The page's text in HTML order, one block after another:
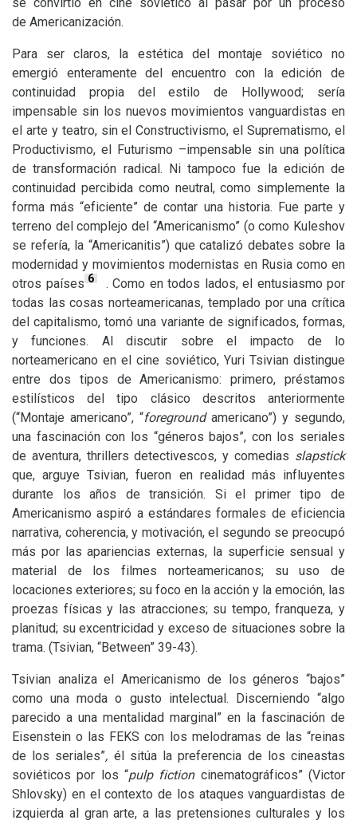
de Americanización.
Para ser claros, la estética del montaje soviético no
emergió enteramente del encuentro con la edición de
continuidad propia del estilo de Hollywood; sería
impensable sin los nuevos movimientos vanguardistas en
el arte y teatro, sin el Constructivismo, el Suprematismo, el
Productivismo, el Futurismo –impensable sin una política
de transformación radical. Ni tampoco fue la edición de
continuidad percibida como neutral, como simplemente la
forma más “eficiente” de contar una historia. Fue parte y
terreno del complejo del “Americanismo” (o como Kuleshov
se refería, la “Americanitis”) que catalizó debates sobre la
modernidad y movimientos modernistas en Rusia como en
otros países 6 . Como en todos lados, el entusiasmo por
todas las cosas norteamericanas, templado por una crítica
del capitalismo, tomó una variante de significados, formas,
y funciones. Al discutir sobre el impacto de lo
norteamericano en el cine soviético, Yuri Tsivian distingue
entre dos tipos de Americanismo: primero, préstamos
estilísticos del tipo clásico descritos anteriormente
(“Montaje americano”, “foregroundamericano”) y segundo,
una fascinación con los “géneros bajos”, con los seriales
de aventura, thrillers detectivescos, y comedias slapstick
que, arguye Tsivian, fueron en realidad más influyentes
durante los años de transición. Si el primer tipo de
Americanismo aspiró a estándares formales de eficiencia
narrativa, coherencia, y motivación, el segundo se preocupó
más por las apariencias externas, la superficie sensual y
material de los filmes norteamericanos; su uso de
locaciones exteriores; su foco en la acción y la emoción, las
proezas físicas y las atracciones; su tempo, franqueza, y
planitud; su excentricidad y exceso de situaciones sobre la
trama. (Tsivian, “Between” 39-43).
Tsivian analiza el Americanismo de los géneros “bajos”
como una moda o gusto intelectual. Discerniendo “algo
parecido a una mentalidad marginal” en la fascinación de
Eisenstein o las FEKS con los melodramas de las “reinas
de los seriales”, él sitúa la preferencia de los cineastas
soviéticos por los “pulp fictioncinematográficos” (Victor
Shlovsky) en el contexto de los ataques vanguardistas de
izquierda al gran arte, a las pretensiones culturales y los